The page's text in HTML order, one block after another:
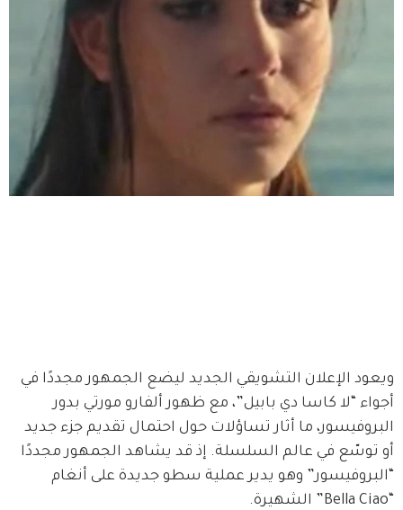
ويعود الإعلان التشويقي الجديد ليضع الجمهور مجددًا في
أجواء “لا كاسا دي بابيل”، مع ظهور ألفارو مورتي بدور
البروفيسور، ما أثار تساؤلات حول احتمال تقديم جزء جديد
أو توسّع في عالم السلسلة. إذ قد يشاهد الجمهور مجددًا
“البروفيسور” وهو يدير عملية سطو جديدة على أنغام
“Bella Ciao” الشهيرة.